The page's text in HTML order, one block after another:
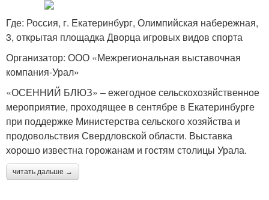
Где: Россия, г. Екатеринбург, Олимпийская набережная,
3, открытая площадка Дворца игровых видов спорта
Организатор: ООО «Межрегиональная выставочная
компания-Урал»
«ОСЕННИЙ БЛЮЗ» – ежегодное сельскохозяйственное
мероприятие, проходящее в сентябре в Екатеринбурге
при поддержке Министерства сельского хозяйства и
продовольствия Свердловской области. Выставка
хорошо известна горожанам и гостям столицы Урала.
читать дальше →